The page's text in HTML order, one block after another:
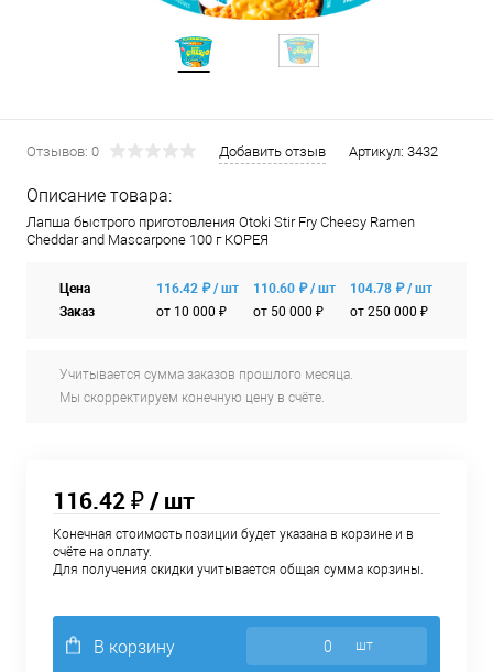
Отзывов: 0 Добавить отзыв Артикул: 3432
Описание товара:
Лапша быстрого приготовления Otoki Stir Fry Cheesy Ramen
Cheddar and Mascarpone 100 г КОРЕЯ
Цена
Заказ
116.42 ₽ / шт
от 10 000 ₽
110.60 ₽ / шт
от 50 000 ₽
104.78 ₽ / шт
от 250 000 ₽
Учитывается сумма заказов прошлого месяца.
Мы скорректируем конечную цену в счёте.
116.42 ₽/ шт
Конечная стоимость позиции будет указана в корзине и в
счёте на оплату.
Для получения скидки учитывается общая сумма корзины.
В корзину шт